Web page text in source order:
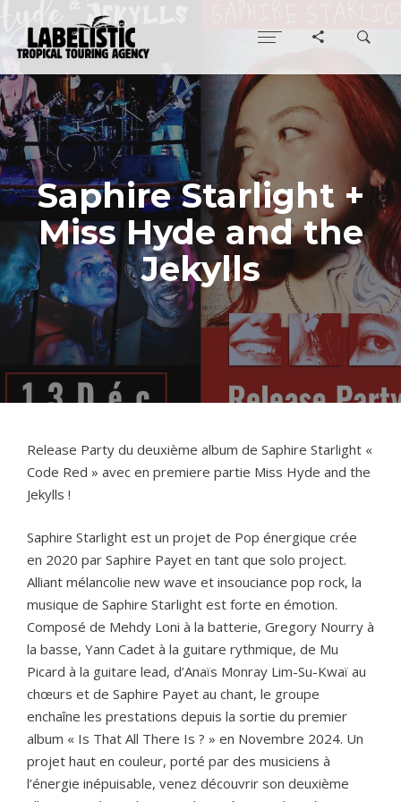
Saphire Starlight +
Miss Hyde and the
Jekylls
Release Party du deuxième album de Saphire Starlight «
Code Red » avec en premiere partie Miss Hyde and the
Jekylls !
Saphire Starlight est un projet de Pop énergique crée
en 2020 par Saphire Payet en tant que solo project.
Alliant mélancolie new wave et insouciance pop rock, la
musique de Saphire Starlight est forte en émotion.
Composé de Mehdy Loni à la batterie, Gregory Nourry à
la basse, Yann Cadet à la guitare rythmique, de Mu
Picard à la guitare lead, d’Anaïs Monray Lim-Su-Kwaï au
chœurs et de Saphire Payet au chant, le groupe
enchaîne les prestations depuis la sortie du premier
album « Is That All There Is ? » en Novembre 2024. Un
projet haut en couleur, porté par des musiciens à
l’énergie inépuisable, venez découvrir son deuxième